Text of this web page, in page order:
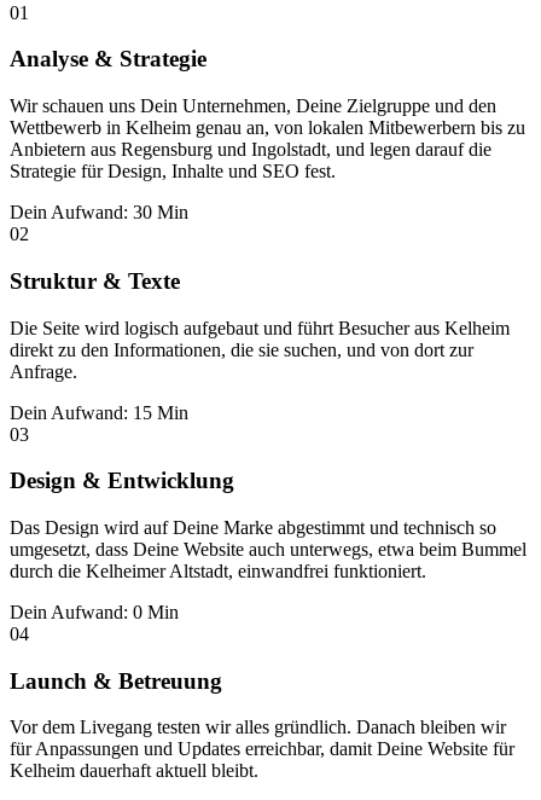
01
Analyse & Strategie
Wir schauen uns Dein Unternehmen, Deine Zielgruppe und den
Wettbewerb in Kelheim genau an, von lokalen Mitbewerbern bis zu
Anbietern aus Regensburg und Ingolstadt, und legen darauf die
Strategie für Design, Inhalte und SEO fest.
Dein Aufwand: 30 Min
02
Struktur & Texte
Die Seite wird logisch aufgebaut und führt Besucher aus Kelheim
direkt zu den Informationen, die sie suchen, und von dort zur
Anfrage.
Dein Aufwand: 15 Min
03
Design & Entwicklung
Das Design wird auf Deine Marke abgestimmt und technisch so
umgesetzt, dass Deine Website auch unterwegs, etwa beim Bummel
durch die Kelheimer Altstadt, einwandfrei funktioniert.
Dein Aufwand: 0 Min
04
Launch & Betreuung
Vor dem Livegang testen wir alles gründlich. Danach bleiben wir
für Anpassungen und Updates erreichbar, damit Deine Website für
Kelheim dauerhaft aktuell bleibt.